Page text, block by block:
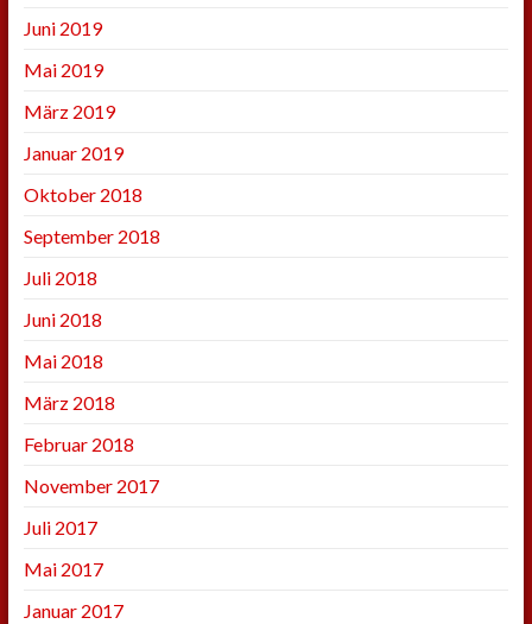
Juni 2019
Mai 2019
März 2019
Januar 2019
Oktober 2018
September 2018
Juli 2018
Juni 2018
Mai 2018
März 2018
Februar 2018
November 2017
Juli 2017
Mai 2017
Januar 2017